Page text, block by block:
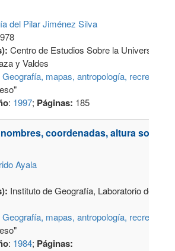
del Pilar Jiménez Silva
Centro de Estudios Sobre la Universidad
y Valdes
Geografía, mapas, antropología, recreación
: 1997; Páginas: 185
coordenadas, altura sobre
Ayala
Instituto de Geografía, Laboratorio de
Geografía, mapas, antropología, recreación
: 1984; Páginas: